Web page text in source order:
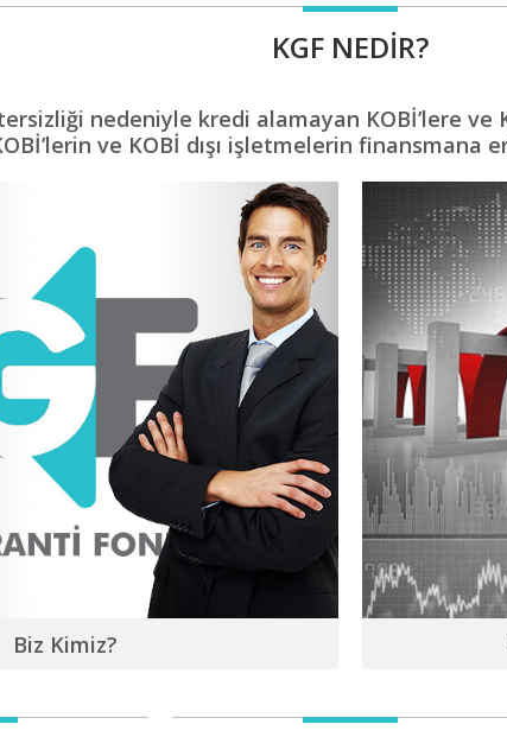
KGF NEDIR?
nedeniyle kredi alamayan KOBİ’lere ve
ve KOBİ dışı işletmelerin finansmana
Biz Kimiz?